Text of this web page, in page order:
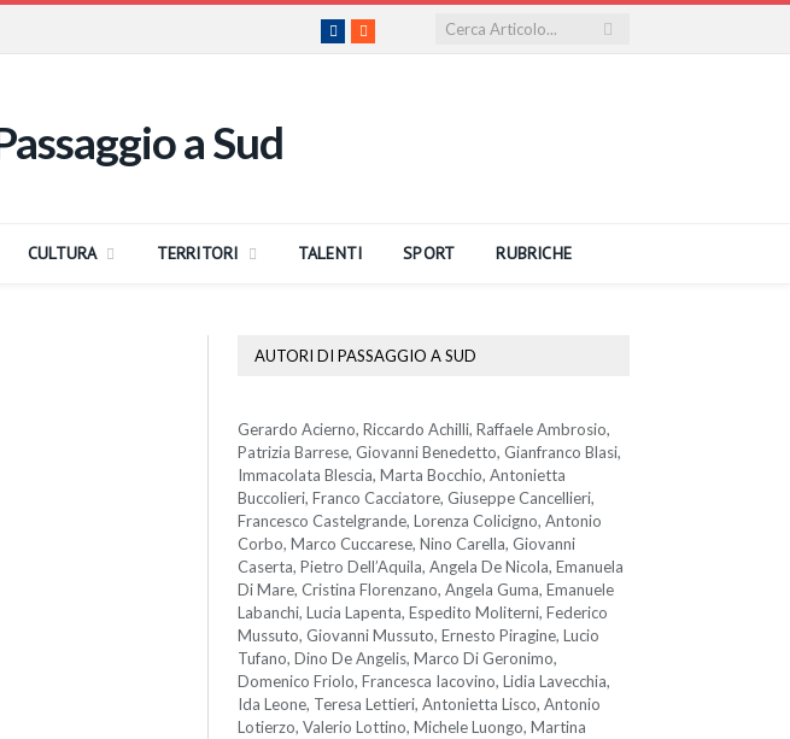
Facebook
RSS
CULTURA TERRITORI TALENTI SPORT RUBRICHE
AUTORI DI PASSAGGIO A SUD
Gerardo Acierno, Riccardo Achilli, Raffaele Ambrosio,
Patrizia Barrese, Giovanni Benedetto, Gianfranco Blasi,
Immacolata Blescia, Marta Bocchio, Antonietta
Buccolieri, Franco Cacciatore, Giuseppe Cancellieri,
Francesco Castelgrande, Lorenza Colicigno, Antonio
Corbo, Marco Cuccarese, Nino Carella, Giovanni
Caserta, Pietro Dell’Aquila, Angela De Nicola, Emanuela
Di Mare, Cristina Florenzano, Angela Guma, Emanuele
Labanchi, Lucia Lapenta, Espedito Moliterni, Federico
Mussuto, Giovanni Mussuto, Ernesto Piragine, Lucio
Tufano, Dino De Angelis, Marco Di Geronimo,
Domenico Friolo, Francesca Iacovino, Lidia Lavecchia,
Ida Leone, Teresa Lettieri, Antonietta Lisco, Antonio
Lotierzo, Valerio Lottino, Michele Luongo, Martina